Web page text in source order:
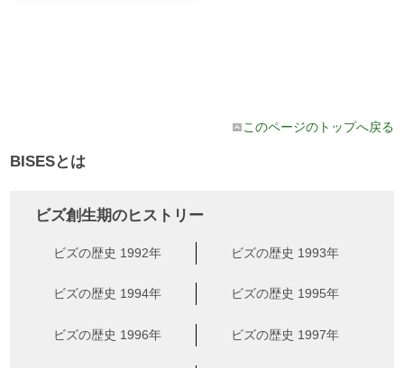
このページのトップへ戻る
BISESとは
ビズ創生期のヒストリー
ビズの歴史 1992年 ビズの歴史 1993年
ビズの歴史 1994年 ビズの歴史 1995年
ビズの歴史 1996年 ビズの歴史 1997年